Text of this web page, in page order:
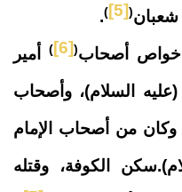
شعبان(
[5]
)
.
أصحاب(
[6]
)
أمير
السلام)، وأصحاب
من أصحاب الإمام
سكن الكوفة، وقتله